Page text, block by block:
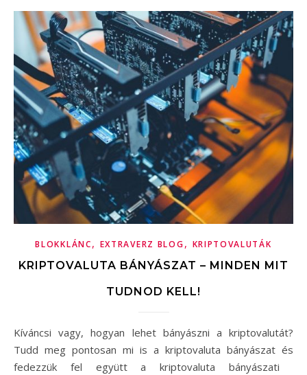
BLOKKLÁNC, EXTRAVERZ BLOG, KRIPTOVALUTÁK
KRIPTOVALUTA BÁNYÁSZAT – MINDEN MIT
TUDNOD KELL!
Kíváncsi vagy, hogyan lehet bányászni a kriptovalutát?
Tudd meg pontosan mi is a kriptovaluta bányászat és
fedezzük fel együtt a kriptovaluta bányászati ​​